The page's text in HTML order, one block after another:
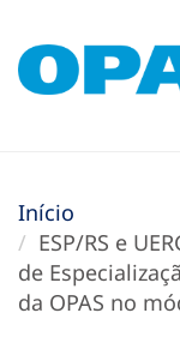
Início
ESP/RS e
de
da OPAS no